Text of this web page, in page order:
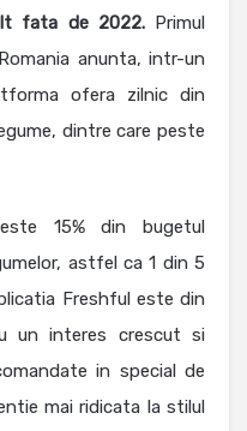
fata de 2022. Primul
anunta, intr-un
ofera zilnic din
dintre care peste
15% din bugetul
astfel ca 1 din 5
Freshful este din
un interes crescut si
in special de
mai ridicata la stilul